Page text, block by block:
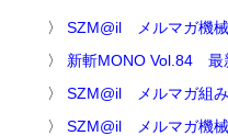
SZM@il メルマガ機
新斬MONO Vol.84 最
SZM@il メルマガ組
SZM@il メルマガ機